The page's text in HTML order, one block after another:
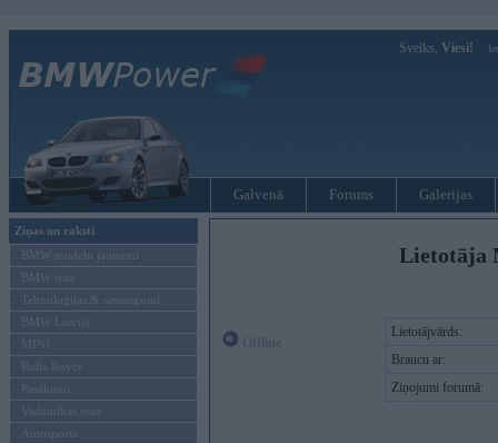
Sveiks, Viesi!
Galvenā Forums Galerijas
Ziņas un raksti
BMW modeļu jaunumi
BMW testi
Tehnoloģijas & sasniegumi
BMW Latvijā
MINI
Rolls-Royce
Pasākumi
Vadāmības tests
Autosports
Lietotāja
Lietotājvārds:
Braucu ar:
Ziņojumi forumā: